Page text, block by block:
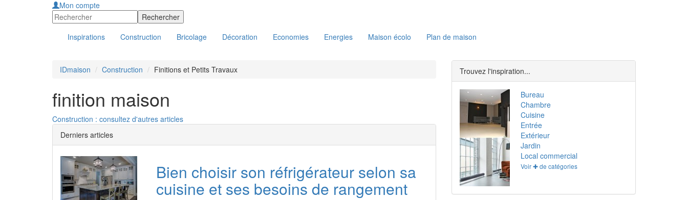
Mon compte
Inspirations Construction Bricolage Décoration Economies Energies Maison écolo Plan de maison
IDmaison Construction Finitions et Petits Travaux
finition maison
Construction : consultez d'autres articles
Derniers articles
Bien choisir son réfrigérateur selon sa
cuisine et ses besoins de rangement
Trouvez l'inspiration...
Bureau
Chambre
Cuisine
Entrée
Extérieur
Jardin
Local commercial
Voir ✚ de catégories